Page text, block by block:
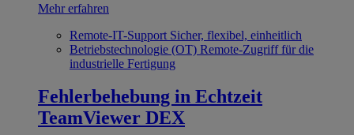
Mehr erfahren
Remote-IT-Support Sicher, flexibel, einheitlich
Betriebstechnologie (OT) Remote-Zugriff für die
industrielle Fertigung
Fehlerbehebung in Echtzeit
TeamViewer DEX